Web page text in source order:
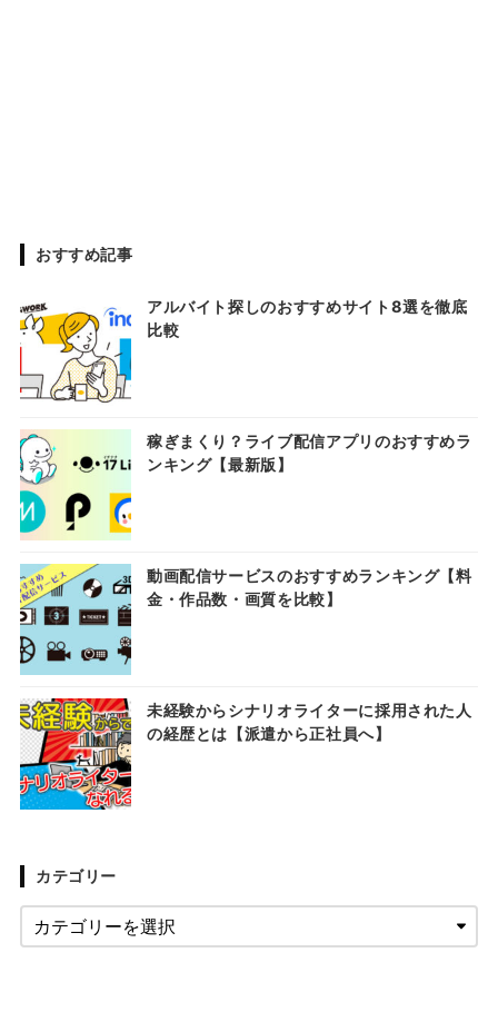
おすすめ記事
アルバイト探しのおすすめサイト8選を徹底
比較
稼ぎまくり？ライブ配信アプリのおすすめラ
ンキング【最新版】
動画配信サービスのおすすめランキング【料
金・作品数・画質を比較】
未経験からシナリオライターに採用された人
の経歴とは【派遣から正社員へ】
カテゴリー